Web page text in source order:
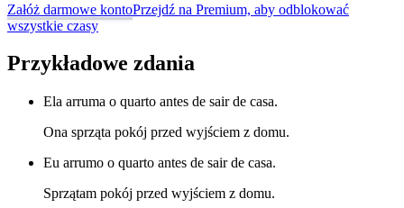
Załóż darmowe kontoPrzejdź na Premium, aby odblokować
wszystkie czasy
Przykładowe zdania
Ela arruma o quarto antes de sair de casa.
Ona sprząta pokój przed wyjściem z domu.
Eu arrumo o quarto antes de sair de casa.
Sprzątam pokój przed wyjściem z domu.